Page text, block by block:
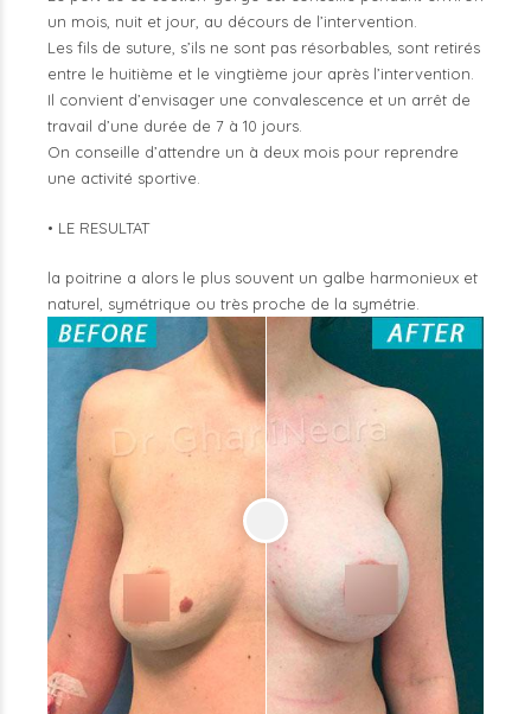
un mois, nuit et jour, au décours de l’intervention.
Les fils de suture, s’ils ne sont pas résorbables, sont retirés
entre le huitième et le vingtième jour après l’intervention.
Il convient d’envisager une convalescence et un arrêt de
travail d’une durée de 7 à 10 jours.
On conseille d’attendre un à deux mois pour reprendre
une activité sportive.
• LE RESULTAT
la poitrine a alors le plus souvent un galbe harmonieux et
naturel, symétrique ou très proche de la symétrie.